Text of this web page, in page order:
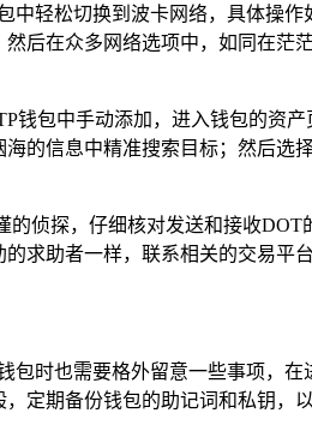
中轻松切换到波卡网络，具体操
后在众多网络选项中，如同在
钱包中手动添加，进入钱包的资
的信息中精准搜索目标；然后
侦探，仔细核对发送和接收
求助者一样，联系相关的交易平
包时也需要格外留意一些事项，
定期备份钱包的助记词和私钥，